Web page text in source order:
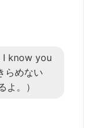
I know you
らめない
よ。）